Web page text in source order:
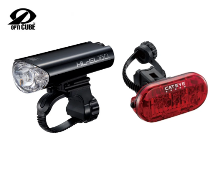
produktu
je
0,0
hvězdiček.